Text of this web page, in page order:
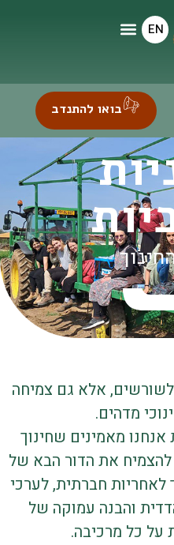
בואו להתנדב
אלא גם צמיחה
מדהים.
מאמינים שחינוך
את הדור הבא של
חברתית, לערכי
עמוקה של
מרכיבה.